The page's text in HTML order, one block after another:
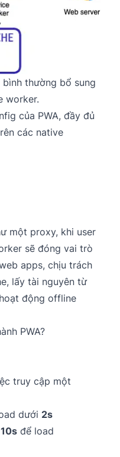
thường bổ sung
worker.
của PWA, đầy đủ
các native
một proxy, khi user
sẽ đóng vai trò
apps, chịu trách
lấy tài nguyên từ
động offline
PWA?
truy cập một
dưới 2s
10s để load